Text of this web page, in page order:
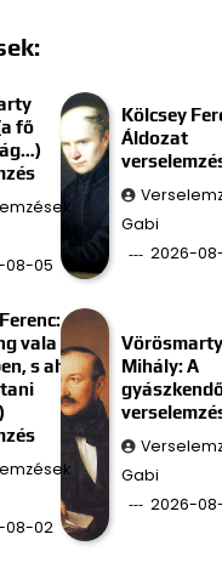
fő
08-05
Kölcsey
Áldozat
Gabi
2026-
vala
s ah
08-02
Vörösmarty
Mihály: A
Gabi
2026-